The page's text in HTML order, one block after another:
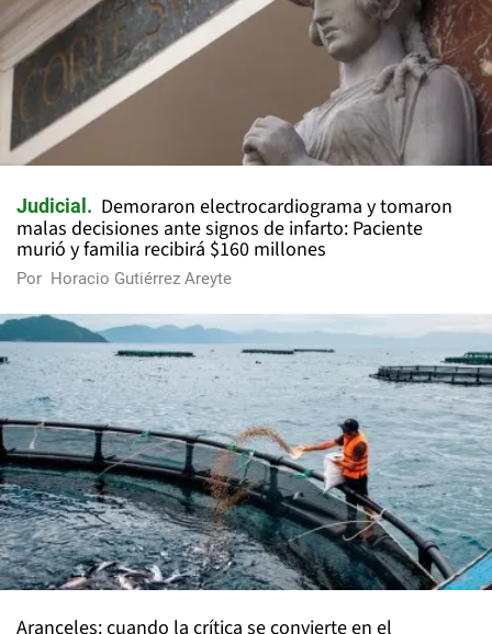
Judicial
Demoraron electrocardiograma y tomaron
malas decisiones ante signos de infarto: Paciente
murió y familia recibirá $160 millones
Por Horacio Gutiérrez Areyte
Aranceles: cuando la crítica se convierte en el